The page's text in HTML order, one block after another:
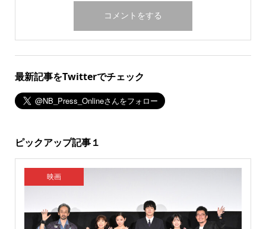
最新記事をTwitterでチェック
ピックアップ記事１
映画